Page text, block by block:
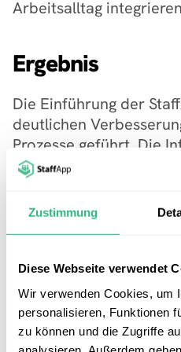
Zustimmung
Diese Webseite verwendet
Wir verwenden Cookies, um
personalisieren, Funktionen
zu können und die Zugriffe
Arbeitsalltag
Ergebnis
Die Einführung der
deutlichen
Prozesse geführt. Die
die Mitarbeitenden nun
zuverlässig, was die
erleichtert und
macht. Alle
geholfen, da wir
keinen eigenen E-